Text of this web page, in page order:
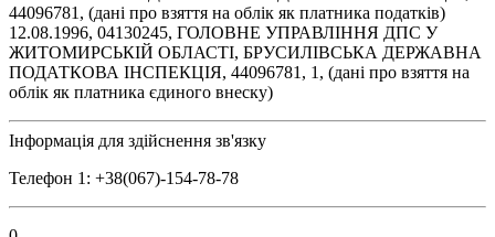
44096781, (дані про взяття на облік як платника податків)
12.08.1996, 04130245, ГОЛОВНЕ УПРАВЛІННЯ ДПС У
ЖИТОМИРСЬКІЙ ОБЛАСТІ, БРУСИЛІВСЬКА ДЕРЖАВНА
ПОДАТКОВА ІНСПЕКЦІЯ, 44096781, 1, (дані про взяття на
облік як платника єдиного внеску)
Інформація для здійснення зв'язку
Телефон 1: +38(067)-154-78-78